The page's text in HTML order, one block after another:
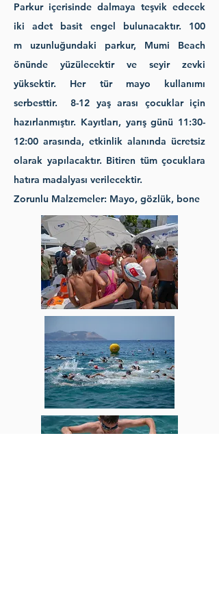
Parkur içerisinde dalmaya teşvik edecek
iki adet basit engel bulunacaktır. 100
m uzunluğundaki parkur, Mumi Beach
önünde yüzülecektir ve seyir zevki
yüksektir. Her tür mayo kullanımı
serbesttir. 8-12 yaş arası çocuklar için
hazırlanmıştır. Kayıtları, yarış günü 11:30-
12:00 arasında, etkinlik alanında ücretsiz
olarak yapılacaktır. Bitiren tüm çocuklara
hatıra madalyası verilecektir.
Zorunlu Malzemeler: Mayo, gözlük, bone